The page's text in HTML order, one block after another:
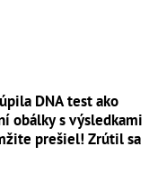
DNA test ako
obálky s výsledkami
prešiel! Zrútil sa